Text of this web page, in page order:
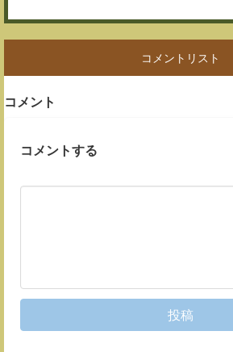
コメントリスト
コメント
コメントする
投稿